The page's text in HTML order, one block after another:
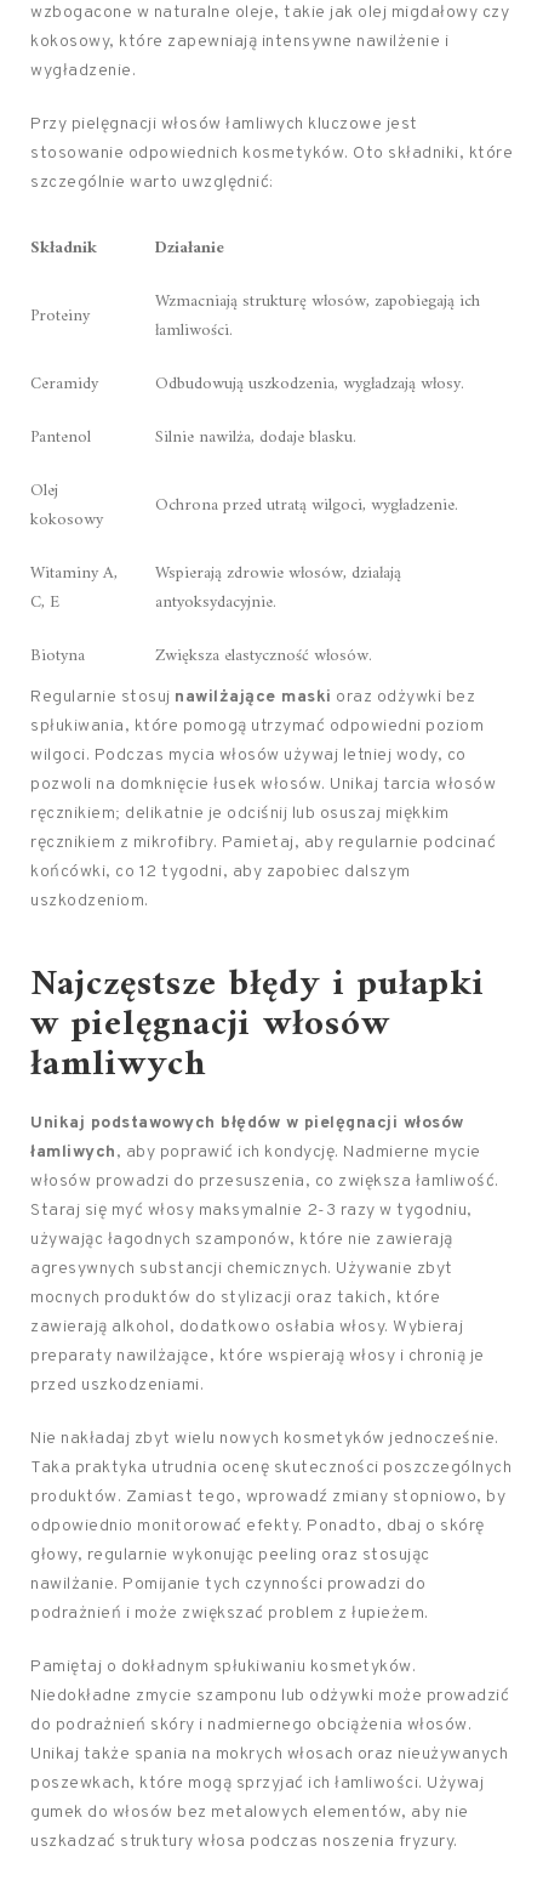
wzbogacone w naturalne oleje, takie jak olej migdałowy czy
kokosowy, które zapewniają intensywne nawilżenie i
wygładzenie.
Przy pielęgnacji włosów łamliwych kluczowe jest
stosowanie odpowiednich kosmetyków. Oto składniki, które
szczególnie warto uwzględnić:
Składnik Działanie
Proteiny
Wzmacniają strukturę włosów, zapobiegają ich
łamliwości.
Ceramidy
Odbudowują uszkodzenia, wygładzają włosy.
Pantenol
Silnie nawilża, dodaje blasku.
Olej
kokosowy
Ochrona przed utratą wilgoci, wygładzenie.
Witaminy A,
C, E
Wspierają zdrowie włosów, działają
antyoksydacyjnie.
Biotyna
Zwiększa elastyczność włosów.
Regularnie stosuj nawilżające maski oraz odżywki bez
spłukiwania, które pomogą utrzymać odpowiedni poziom
wilgoci. Podczas mycia włosów używaj letniej wody, co
pozwoli na domknięcie łusek włosów. Unikaj tarcia włosów
ręcznikiem; delikatnie je odciśnij lub osuszaj miękkim
ręcznikiem z mikrofibry. Pamietaj, aby regularnie podcinać
końcówki, co 12 tygodni, aby zapobiec dalszym
uszkodzeniom.
Najczęstsze błędy i pułapki
w pielęgnacji włosów
łamliwych
Unikaj podstawowych błędów w pielęgnacji włosów
łamliwych, aby poprawić ich kondycję. Nadmierne mycie
włosów prowadzi do przesuszenia, co zwiększa łamliwość.
Staraj się myć włosy maksymalnie 2-3 razy w tygodniu,
używając łagodnych szamponów, które nie zawierają
agresywnych substancji chemicznych. Używanie zbyt
mocnych produktów do stylizacji oraz takich, które
zawierają alkohol, dodatkowo osłabia włosy. Wybieraj
preparaty nawilżające, które wspierają włosy i chronią je
przed uszkodzeniami.
Nie nakładaj zbyt wielu nowych kosmetyków jednocześnie.
Taka praktyka utrudnia ocenę skuteczności poszczególnych
produktów. Zamiast tego, wprowadź zmiany stopniowo, by
odpowiednio monitorować efekty. Ponadto, dbaj o skórę
głowy, regularnie wykonując peeling oraz stosując
nawilżanie. Pomijanie tych czynności prowadzi do
podrażnień i może zwiększać problem z łupieżem.
Pamiętaj o dokładnym spłukiwaniu kosmetyków.
Niedokładne zmycie szamponu lub odżywki może prowadzić
do podrażnień skóry i nadmiernego obciążenia włosów.
Unikaj także spania na mokrych włosach oraz nieużywanych
poszewkach, które mogą sprzyjać ich łamliwości. Używaj
gumek do włosów bez metalowych elementów, aby nie
uszkadzać struktury włosa podczas noszenia fryzury.